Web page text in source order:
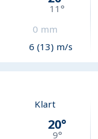
11°
0 mm
6 (13) m/s
Klart
20°
9°